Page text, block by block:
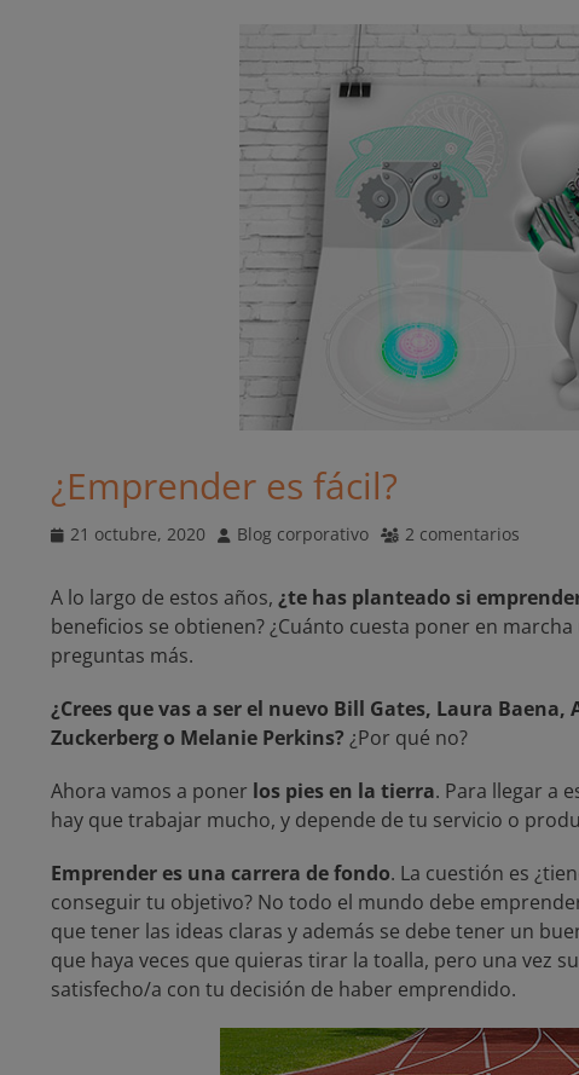
¿Emprender es fácil?
Publicado
21 octubre, 2020 AutorBlog corporativo 2 comentarios
A lo largo de estos años, ¿te has planteado si
beneficios se obtienen? ¿Cuánto cuesta poner en
preguntas más.
¿Crees que vas a ser el nuevo Bill Gates, Laura
Zuckerberg o Melanie Perkins? ¿Por qué no?
Ahora vamos a poner los pies en la tierra. Para llegar a
hay que trabajar mucho, y depende de tu servicio o
Emprender es una carrera de fondo. La cuestión es
conseguir tu objetivo? No todo el mundo debe
que tener las ideas claras y además se debe tener un
que haya veces que quieras tirar la toalla, pero una vez
satisfecho/a con tu decisión de haber emprendido.